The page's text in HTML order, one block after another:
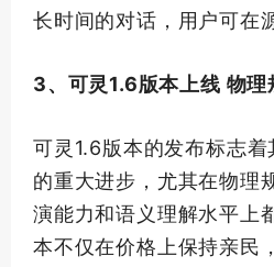
长时间的对话，用户可在
3、可灵1.6版本上线 物
可灵1.6版本的发布标志
的重大进步，尤其在物理
演能力和语义理解水平上
本不仅在价格上保持亲民